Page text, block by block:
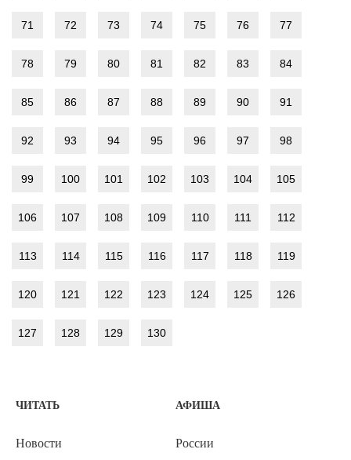
71 72 73 74 75 76 77
78 79 80 81 82 83 84
85 86 87 88 89 90 91
92 93 94 95 96 97 98
99 100 101 102 103 104 105
106 107 108 109 110 111 112
113 114 115 116 117 118 119
120 121 122 123 124 125 126
127 128 129 130
ЧИТАТЬ
Новости
АФИША
России